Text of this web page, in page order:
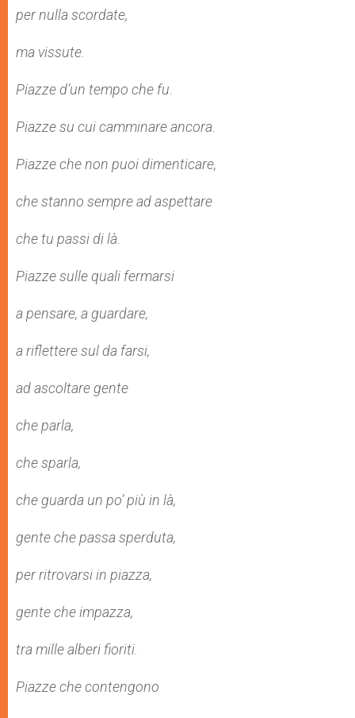
per nulla scordate,
ma vissute.
Piazze d’un tempo che fu.
Piazze su cui camminare ancora.
Piazze che non puoi dimenticare,
che stanno sempre ad aspettare
che tu passi di là.
Piazze sulle quali fermarsi
a pensare, a guardare,
a riflettere sul da farsi,
ad ascoltare gente
che parla,
che sparla,
che guarda un po’ più in là,
gente che passa sperduta,
per ritrovarsi in piazza,
gente che impazza,
tra mille alberi fioriti.
Piazze che contengono